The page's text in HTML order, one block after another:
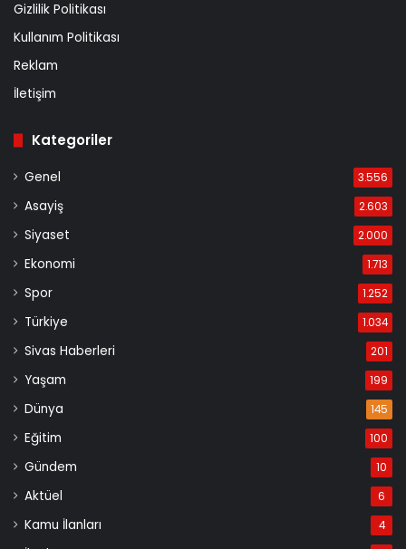
Gizlilik Politikası
Kullanım Politikası
Reklam
İletişim
Kategoriler
Genel 3.556
Asayiş 2.603
Siyaset 2.000
Ekonomi 1.713
Spor 1.252
Türkiye 1.034
Sivas Haberleri 201
Yaşam 199
Dünya 145
Eğitim 100
Gündem 10
Aktüel 6
Kamu İlanları 4